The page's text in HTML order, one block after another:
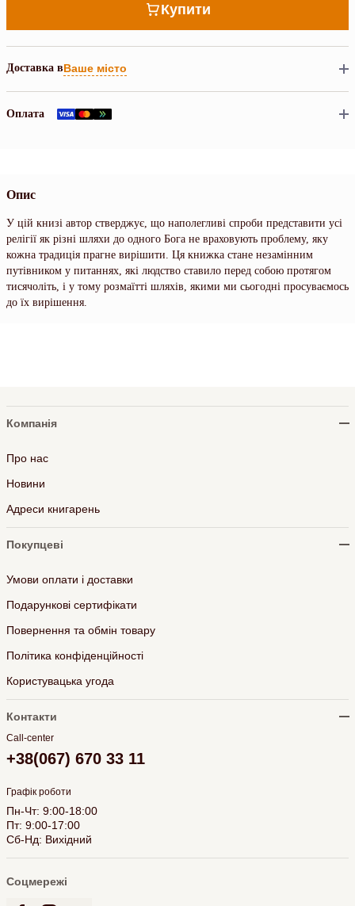
Купити
Доставка вВаше місто
Оплата
Опис
У цій книзі автор стверджує, що наполегливі спроби представити усі
релігії як різні шляхи до одного Бога не враховують проблему, яку
кожна традиція прагне вирішити. Ця книжка стане незамінним
путівником у питаннях, які людство ставило перед собою протягом
тисячоліть, і у тому розмаїтті шляхів, якими ми сьогодні просуваємось
до їх вирішення.
Компанія
Про нас
Новини
Адреси книгарень
Покупцеві
Умови оплати і доставки
Подарункові сертифікати
Повернення та обмін товару
Політика конфіденційності
Користувацька угода
Контакти
Call-center
+38(067) 670 33 11
Графік роботи
Пн-Чт: 9:00-18:00
Пт: 9:00-17:00
Сб-Нд: Вихідний
Соцмережі